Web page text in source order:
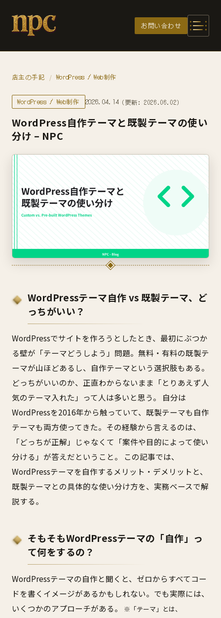
お問い合わせ
店主の手記 / WordPress / Web制作
WordPress / Web制作 2026.04.14（更新: 2026.06.02）
WordPress自作テーマと既製テーマの使い
分け – NPC
WordPressテーマ自作 vs 既製テーマ、ど
っちがいい？
WordPressでサイトを作ろうとしたとき、最初にぶつか
る壁が「テーマどうしよう」問題。無料・有料の既製テ
ーマが山ほどあるし、自作テーマという選択肢もある。
どっちがいいのか、正直わからないまま「とりあえず人
気のテーマ入れた」って人は多いと思う。 自分は
WordPressを2016年から触っていて、既製テーマも自作
テーマも両方使ってきた。その経験から言えるのは、
「どっちが正解」じゃなくて「案件や目的によって使い
分ける」が答えだということ。 この記事では、
WordPressテーマを自作するメリット・デメリットと、
既製テーマとの具体的な使い分け方を、実務ベースで解
説する。
そもそもWordPressテーマの「自作」っ
て何をするの？
WordPressテーマの自作と聞くと、ゼロからすべてコー
ドを書くイメージがあるかもしれない。でも実際には、
いくつかのアプローチがある。
※「テーマ」とは、